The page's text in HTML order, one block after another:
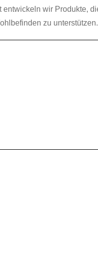
wir Produkte,
zu